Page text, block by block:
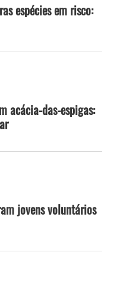
espécies em risco:
acácia-das-espigas:
jovens voluntários